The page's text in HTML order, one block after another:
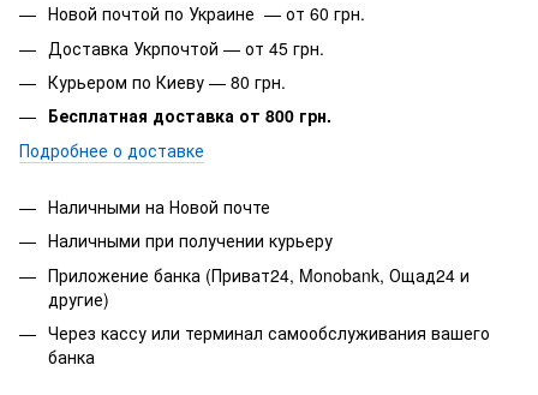
Новой почтой по Украине — от 60 грн.
Доставка Укрпочтой — от 45 грн.
Курьером по Киеву — 80 грн.
Бесплатная доставка от 800 грн.
Подробнее о доставке
Наличными на Новой почте
Наличными при получении курьеру
Приложение банка (Приват24, Monobank, Ощад24 и
другие)
Через кассу или терминал самообслуживания вашего
банка